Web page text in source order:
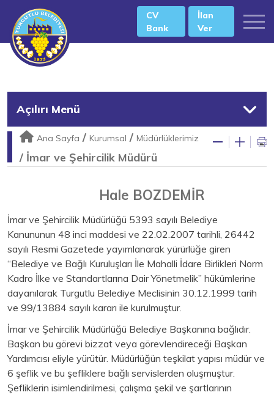
CV
Bank
İlan
Ver
Açılırı Menü
Ana Sayfa / Kurumsal / Müdürlüklerimiz
/ İmar ve Şehircilik Müdürü
Hale BOZDEMİR
İmar ve Şehircilik Müdürlüğü 5393 sayılı Belediye
Kanununun 48 inci maddesi ve 22.02.2007 tarihli, 26442
sayılı Resmi Gazetede yayımlanarak yürürlüğe giren
“Belediye ve Bağlı Kuruluşları İle Mahalli İdare Birlikleri Norm
Kadro İlke ve Standartlarına Dair Yönetmelik” hükümlerine
dayanılarak Turgutlu Belediye Meclisinin 30.12.1999 tarih
ve 99/13884 sayılı kararı ile kurulmuştur.
İmar ve Şehircilik Müdürlüğü Belediye Başkanına bağlıdır.
Başkan bu görevi bizzat veya görevlendireceği Başkan
Yardımcısı eliyle yürütür. Müdürlüğün teşkilat yapısı müdür ve
6 şeflik ve bu şefliklere bağlı servislerden oluşmuştur.
Şefliklerin isimlendirilmesi, çalışma şekil ve şartlarının